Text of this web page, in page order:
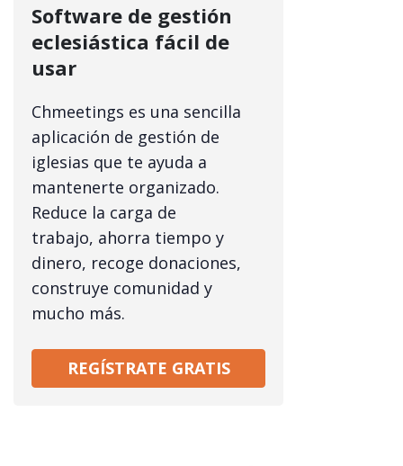
Software de gestión
eclesiástica fácil de
usar
Chmeetings es una sencilla
aplicación de gestión de
iglesias que te ayuda a
mantenerte organizado.
Reduce la carga de
trabajo, ahorra tiempo y
dinero, recoge donaciones,
construye comunidad y
mucho más.
REGÍSTRATE GRATIS